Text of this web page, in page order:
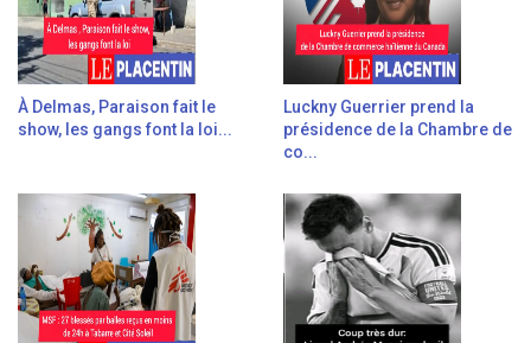
À Delmas, Paraison fait le
show, les gangs font la loi...
Luckny Guerrier prend la
présidence de la Chambre de
co...